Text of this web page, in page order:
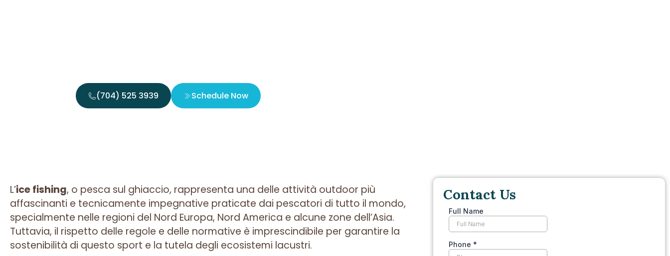
(704) 525 3939 Schedule Now
L’ice fishing, o pesca sul ghiaccio, rappresenta una delle attività outdoor più
affascinanti e tecnicamente impegnative praticate dai pescatori di tutto il mondo,
specialmente nelle regioni del Nord Europa, Nord America e alcune zone dell’Asia.
Tuttavia, il rispetto delle regole e delle normative è imprescindibile per garantire la
sostenibilità di questo sport e la tutela degli ecosistemi lacustri.
Contact Us